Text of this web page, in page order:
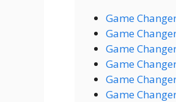
Game
Game
Game
Game
Game
Game